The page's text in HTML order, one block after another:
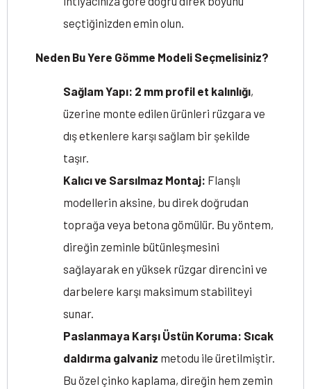
seçtiğinizden emin olun.
Neden Bu Yere Gömme Modeli Seçmelisiniz?
Sağlam Yapı: 2 mm profil et kalınlığı,
üzerine monte edilen ürünleri rüzgara ve
dış etkenlere karşı sağlam bir şekilde
taşır.
Kalıcı ve Sarsılmaz Montaj: Flanşlı
modellerin aksine, bu direk doğrudan
toprağa veya betona gömülür. Bu yöntem,
direğin zeminle bütünleşmesini
sağlayarak en yüksek rüzgar direncini ve
darbelere karşı maksimum stabiliteyi
sunar.
Paslanmaya Karşı Üstün Koruma: Sıcak
daldırma galvaniz metodu ile üretilmiştir.
Bu özel çinko kaplama, direğin hem zemin